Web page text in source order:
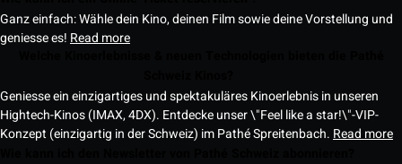
Ganz einfach: Wähle dein Kino, deinen Film sowie deine Vorstellung und
geniesse es! Read more
Geniesse ein einzigartiges und spektakuläres Kinoerlebnis in unseren
Hightech-Kinos (IMAX, 4DX). Entdecke unser \"Feel like a star!\"-VIP-
Konzept (einzigartig in der Schweiz) im Pathé Spreitenbach. Read more